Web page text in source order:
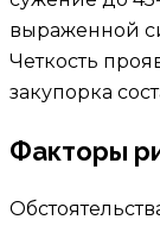
выраженной
Четкость
закупорка
Факторы